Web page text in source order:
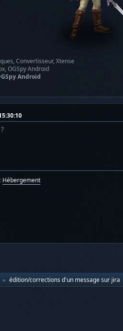
Convertisseur, Xtense
OGSpy Android
Android
Hébergement
► édition/corrections d'un message sur jira